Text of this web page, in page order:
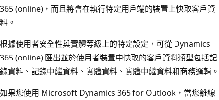
365 (online)，而且將會在執行特定用戶端的裝置上快取客戶資
料。
根據使用者安全性與實體等級上的特定設定，可從 Dynamics
365 (online) 匯出並於使用者裝置中快取的客戶資料類型包括記
錄資料、記錄中繼資料、實體資料、實體中繼資料和商務邏輯。
如果您使用 Microsoft Dynamics 365 for Outlook，當您離線